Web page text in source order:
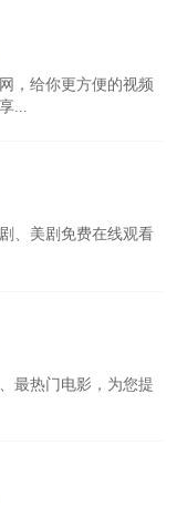
，给你更方便的视频
...
、美剧免费在线观看
最热门电影，为您提